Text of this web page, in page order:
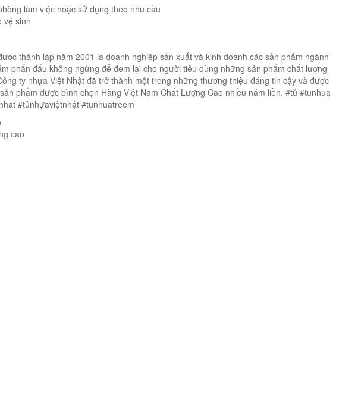
làm việc hoặc sử dụng theo nhu cầu
vệ sinh
thành lập năm 2001 là doanh nghiệp sản xuất và kinh doanh các sản phẩm ngành
phấn đấu không ngừng để đem lại cho người tiêu dùng những sản phẩm chất lượng
ty nhựa Việt Nhật đã trở thành một trong những thương thiệu đáng tin cậy và được
phẩm được bình chọn Hàng Việt Nam Chất Lượng Cao nhiều năm liền. #tủ #tunhua
#tủnhựaviệtnhật #tunhuatreem
cao